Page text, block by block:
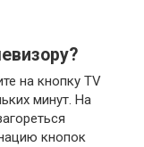
на кнопку TV
минут. На
кнопок